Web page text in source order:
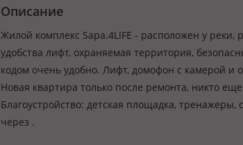
Описание
Жилой комплекс Sapa.4LIFE - расположен у
удобства лифт, охраняемая территория,
кодом очень удобно. Лифт, домофон с камерой и
Новая квартира только после ремонта, никто
Благоустройство: детская площадка,
через .